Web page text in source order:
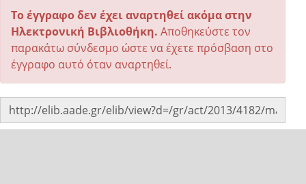
Το έγγραφο δεν έχει αναρτηθεί ακόμα στην
Ηλεκτρονική Βιβλιοθήκη. Αποθηκεύστε τον
παρακάτω σύνδεσμο ώστε να έχετε πρόσβαση στο
έγγραφο αυτό όταν αναρτηθεί.